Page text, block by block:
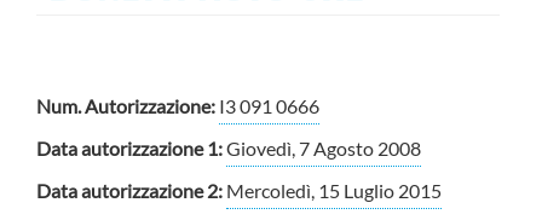
Num. Autorizzazione: I3 091 0666
Data autorizzazione 1:Giovedì, 7 Agosto 2008
Data autorizzazione 2: Mercoledì, 15 Luglio 2015